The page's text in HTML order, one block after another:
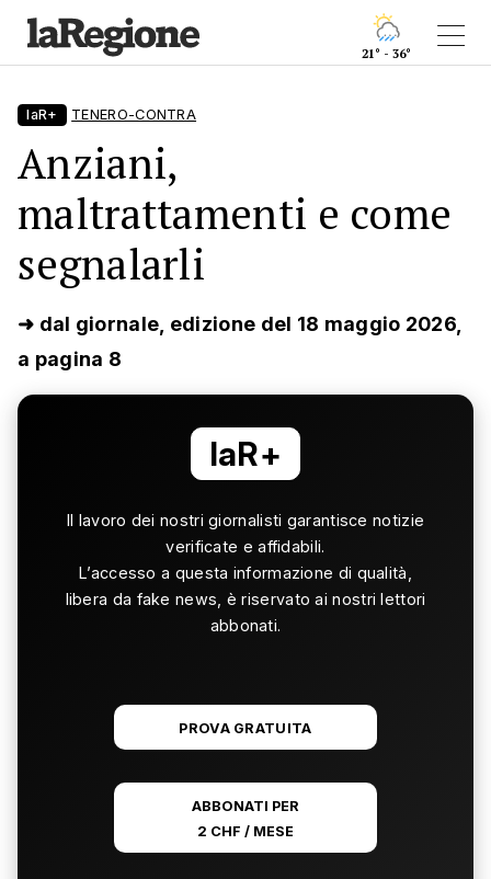
21° - 36°
laR+ TENERO-CONTRA
Anziani,
maltrattamenti e come
segnalarli
➜ dal giornale, edizione del 18 maggio 2026,
a pagina 8
laR+
Il lavoro dei nostri giornalisti garantisce notizie
verificate e affidabili.
L’accesso a questa informazione di qualità,
libera da fake news, è riservato ai nostri lettori
abbonati.
PROVA GRATUITA
ABBONATI PER
2 CHF / MESE